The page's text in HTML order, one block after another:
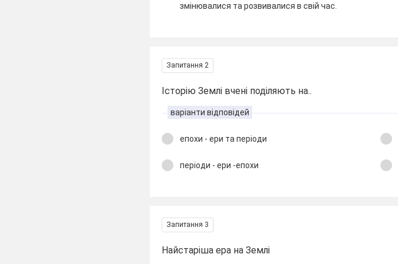
змінювалися та розвивалися в свій час.
Запитання 2
Історію Землі вчені поділяють на..
варіанти відповідей
епохи - ери та періоди
періоди - ери -епохи
Запитання 3
Найстаріша ера на Землі